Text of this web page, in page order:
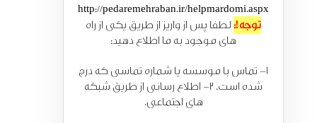
http://pedaremehraban.ir/helpmardomi.aspx
توجه!: لطفا پس از واریز از طریق یکی از راه
های موجود به ما اطلاع دهید:
1- تماس با موسسه یا شماره تماسی که درج
شده است. 2- اطلاع رسانی از طریق شبکه
های اجتماعی.